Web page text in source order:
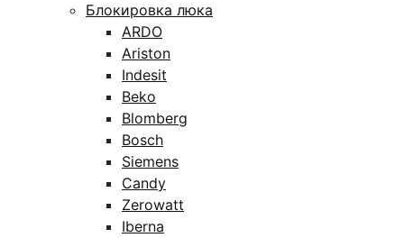
Блокировка люка
ARDO
Ariston
Indesit
Beko
Blomberg
Bosch
Siemens
Candy
Zerowatt
Iberna